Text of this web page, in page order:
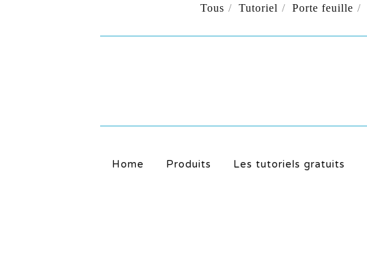
Tous Tutoriel Porte feuille
Home Produits Les tutoriels gratuits